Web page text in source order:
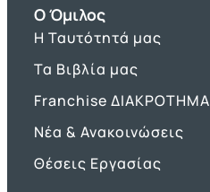
O Όμιλος
Η Ταυτότητά μας
Τα Βιβλία μας
Franchise ΔΙΑΚΡΟΤΗΜΑ
Νέα & Ανακοινώσεις
Θέσεις Εργασίας